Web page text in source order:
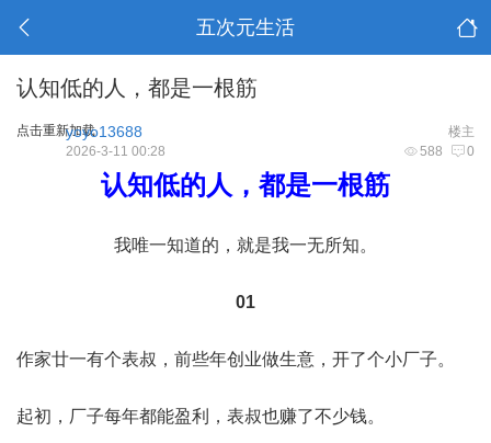
五次元生活
认知低的人，都是一根筋
点击重新加载 楼主
yoyo13688
588 0
2026-3-11 00:28
认知低的人，都是一根筋
我唯一知道的，就是我一无所知。
01
作家廿一有个表叔，前些年创业做生意，开了个小厂子。
起初，厂子每年都能盈利，表叔也赚了不少钱。